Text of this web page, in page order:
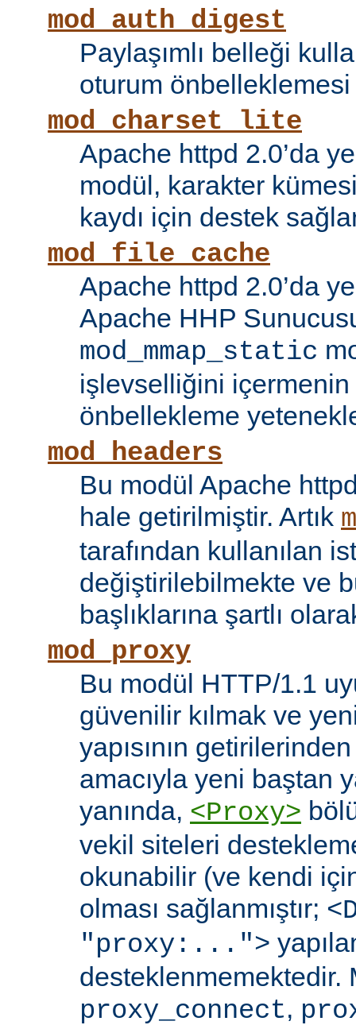
mod_auth_digest
Paylaşımlı belleği
oturum
mod_charset_lite
Apache httpd 2.0’da
modül, karakter
kaydı için destek
mod_file_cache
Apache httpd 2.0’da
Apache HHP
mod_mmap_static
işlevselliğini içermenin
önbellekleme
mod_headers
Bu modül Apache
hale getirilmiştir. Artık
tarafından kullanılan
değiştirilebilmekte ve
başlıklarına şartlı
mod_proxy
Bu modül HTTP/1.1
güvenilir kılmak ve
yapısının
amacıyla yeni baştan
yanında, <Proxy>
vekil siteleri
okunabilir (ve kendi
olması sağlanmıştır;
"proxy:...">
desteklenmemektedir.
proxy_connect,